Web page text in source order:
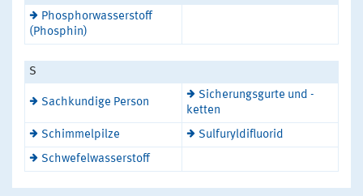
Phosphorwasserstoff
(Phosphin)
S
Sachkundige Person
Sicherungsgurte und -
ketten
Schimmelpilze
Sulfuryldifluorid
Schwefelwasserstoff